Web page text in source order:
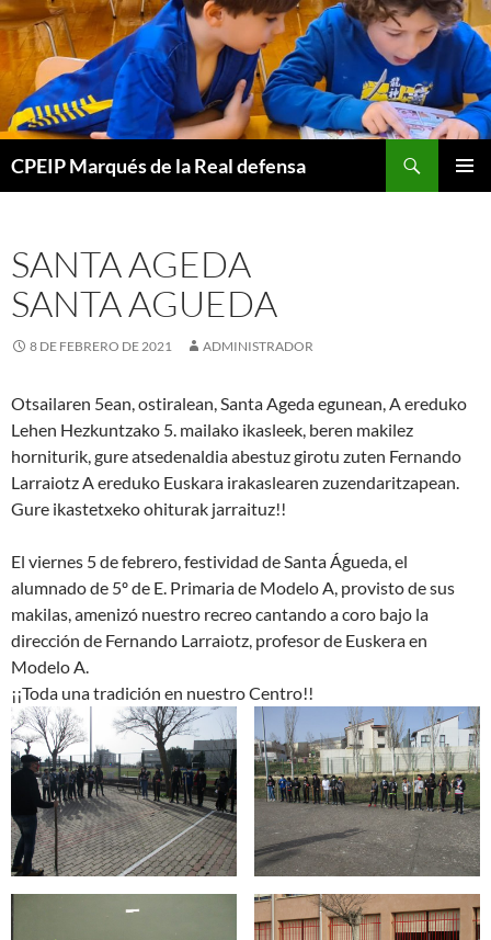
CPEIP Marqués de la Real defensa
SANTA AGEDA
SANTA AGUEDA
8 DE FEBRERO DE 2021 ADMINISTRADOR
Otsailaren 5ean, ostiralean, Santa Ageda egunean, A ereduko
Lehen Hezkuntzako 5. mailako ikasleek, beren makilez
horniturik, gure atsedenaldia abestuz girotu zuten Fernando
Larraiotz A ereduko Euskara irakaslearen zuzendaritzapean.
Gure ikastetxeko ohiturak jarraituz!!
El viernes 5 de febrero, festividad de Santa Águeda, el
alumnado de 5º de E. Primaria de Modelo A, provisto de sus
makilas, amenizó nuestro recreo cantando a coro bajo la
dirección de Fernando Larraiotz, profesor de Euskera en
Modelo A.
¡¡Toda una tradición en nuestro Centro!!